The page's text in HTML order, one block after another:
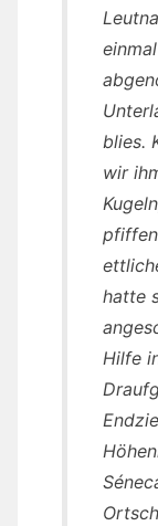
blies.
wir
hatte
Hilfe